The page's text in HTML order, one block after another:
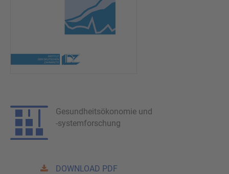
Gesundheitsökonomie und
-systemforschung
DOWNLOAD PDF